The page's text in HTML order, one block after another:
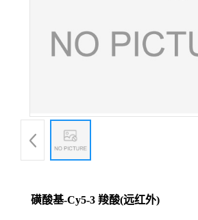
磺酸基-Cy5-3 羧酸(远红外)